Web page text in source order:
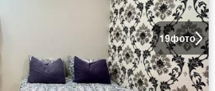
19фото